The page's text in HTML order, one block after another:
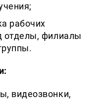
рабочих
отделы, филиалы
видеозвонки,